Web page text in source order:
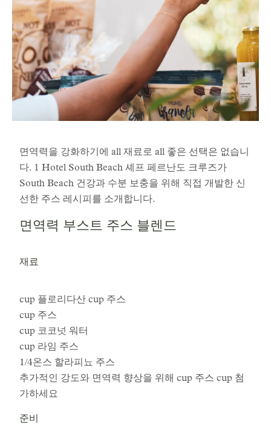
면역력을 강화하기에 all 재료로 all 좋은 선택은 없습니
다. 1 Hotel South Beach 셰프 페르난도 크루즈가
South Beach 건강과 수분 보충을 위해 직접 개발한 신
선한 주스 레시피를 소개합니다.
면역력 부스트 주스 블렌드
재료
cup 플로리다산 cup 주스
cup 주스
cup 코코넛 워터
cup 라임 주스
1/4온스 할라피뇨 주스
추가적인 강도와 면역력 향상을 위해 cup 주스 cup 첨
가하세요
준비